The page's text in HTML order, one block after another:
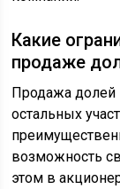
Какие
продаже
Продажа долей
остальных
возможность
этом в